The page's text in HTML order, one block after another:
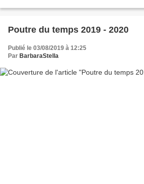
Poutre du temps 2019 - 2020
Publié le 03/08/2019 à 12:25
Par BarbaraStella